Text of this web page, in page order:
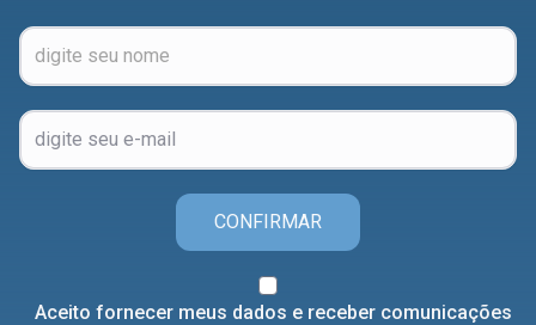
CONFIRMAR
Aceito fornecer meus dados e receber comunicações